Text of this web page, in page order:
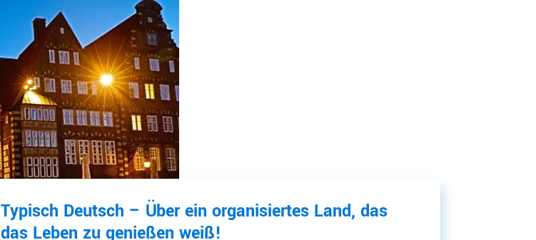
Typisch Deutsch – Über ein organisiertes Land, das
das Leben zu genießen weiß!